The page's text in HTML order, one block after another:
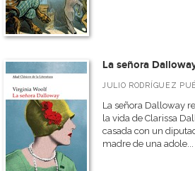
La señora
JULIO RODRÍGUEZ
La señora Dalloway
la vida de Clarissa
casada con un
madre de una adole...